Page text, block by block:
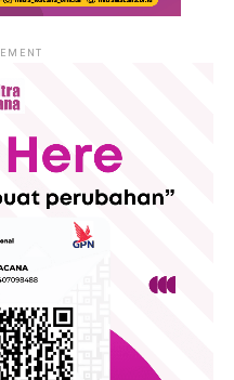
ORANG
SKTO kepada
Organisasi
dan Produktifitas
protection and victim
registration, followed by an